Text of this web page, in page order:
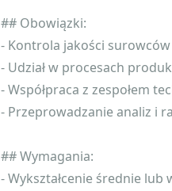
## Obowiązki:
- Kontrola jakości
- Udział w procesach
- Współpraca z zespołem
- Przeprowadzanie analiz i
## Wymagania:
- Wykształcenie średnie